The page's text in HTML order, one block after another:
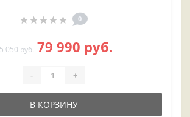
0
050 руб. 79 990 руб.
- +
В КОРЗИНУ